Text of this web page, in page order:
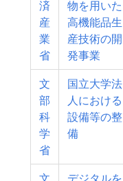
済
産
業
省
物を用いた
高機能品生
産技術の開
発事業
文
部
科
学
省
国立大学法
人における
設備等の整
備
文
デジタルを